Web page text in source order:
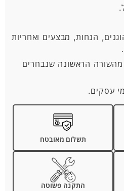
הנחות, מבצעים ואחריות
מהשורה הראשונה שנבחרים
תשלום מאובטח
התקנה פשוטה